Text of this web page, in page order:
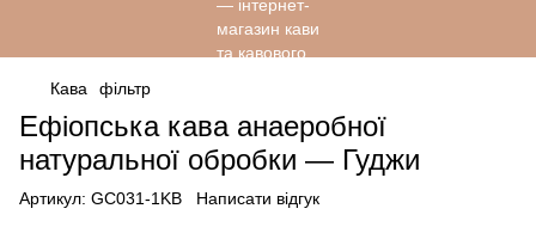
Кава фільтр
Ефіопська кава анаеробної
натуральної обробки — Гуджи
Артикул: GC031-1KB Написати відгук